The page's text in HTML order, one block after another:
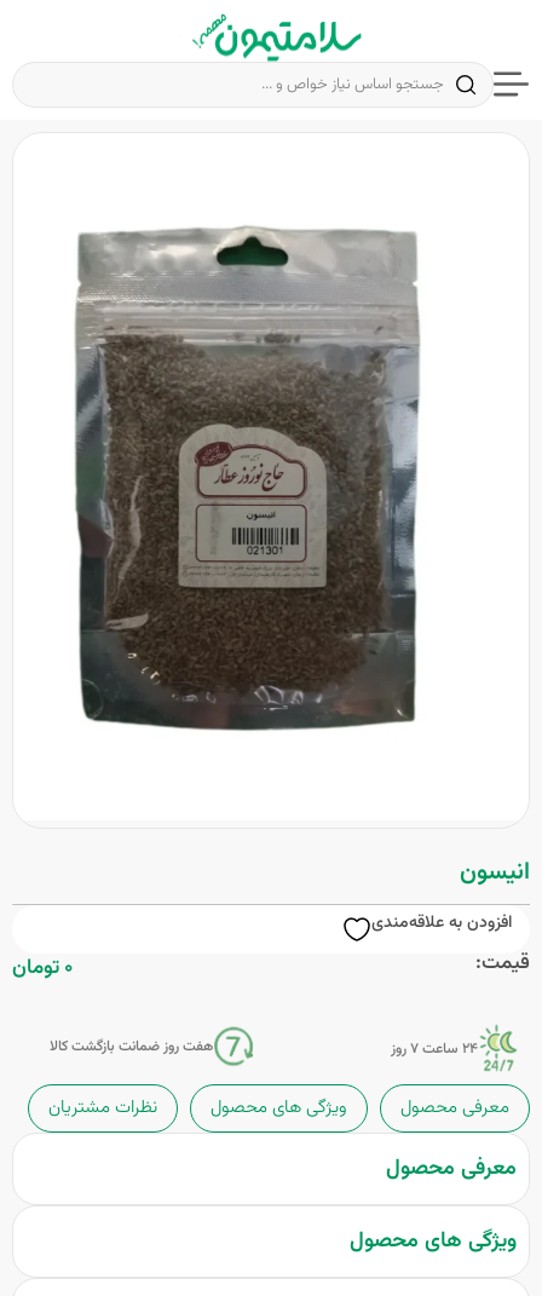
انیسون
افزودن به علاقه‌مندی
قیمت: 0 تومان
24 ساعت 7 روز هفت روز ضمانت بازگشت کالا
معرفی محصول ویژگی های محصول نظرات مشتریان
معرفی محصول
ویژگی های محصول